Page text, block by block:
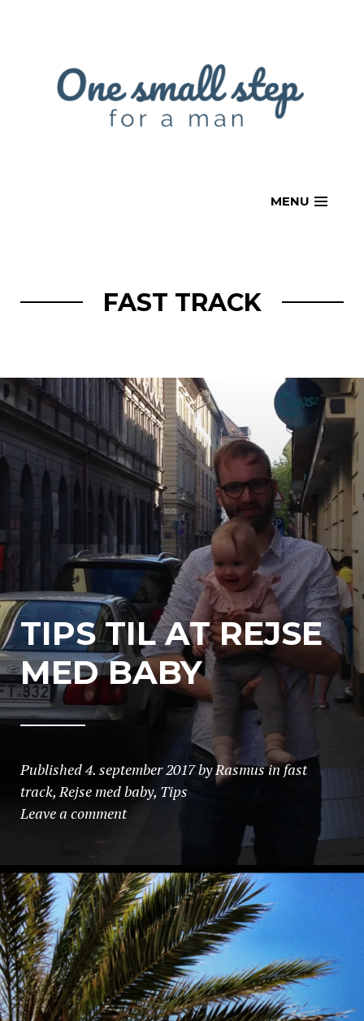
MENU
FAST TRACK
TIPS TIL AT REJSE
MED BABY
Published4. september 2017byRasmusinfast
track,Rejse med baby, Tips
Leave a comment